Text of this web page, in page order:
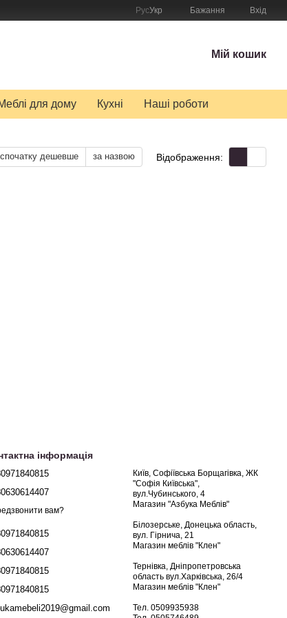
РусУкр Бажання Вхід
Мій кошик
для дому Кухні Наші роботи
спочатку дешевше за назвою Відображення:
інформація
вам?
Київ, Софіївська Борщагівка, ЖК
"Софія Київська",
вул.Чубинського, 4
Магазин "Азбука Меблів"
Білозерське, Донецька область,
вул. Гірнича, 21
Магазин меблів "Клен"
Тернівка, Дніпропетровська
область вул.Харківська, 26/4
Магазин меблів "Клен"
Тел. 0509935938